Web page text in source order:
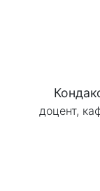
доцент,